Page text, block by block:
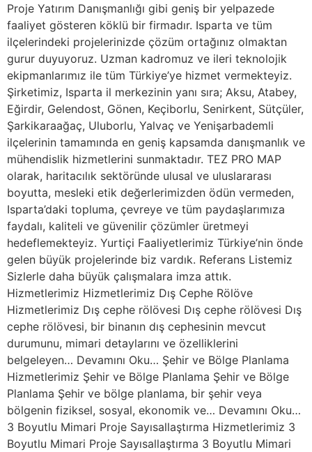
Proje Yatırım Danışmanlığı gibi geniş bir yelpazede
faaliyet gösteren köklü bir firmadır. Isparta ve tüm
ilçelerindeki projelerinizde çözüm ortağınız olmaktan
gurur duyuyoruz. Uzman kadromuz ve ileri teknolojik
ekipmanlarımız ile tüm Türkiye’ye hizmet vermekteyiz.
Şirketimiz, Isparta il merkezinin yanı sıra; Aksu, Atabey,
Eğirdir, Gelendost, Gönen, Keçiborlu, Senirkent, Sütçüler,
Şarkikaraağaç, Uluborlu, Yalvaç ve Yenişarbademli
ilçelerinin tamamında en geniş kapsamda danışmanlık ve
mühendislik hizmetlerini sunmaktadır. TEZ PRO MAP
olarak, haritacılık sektöründe ulusal ve uluslararası
boyutta, mesleki etik değerlerimizden ödün vermeden,
Isparta’daki topluma, çevreye ve tüm paydaşlarımıza
faydalı, kaliteli ve güvenilir çözümler üretmeyi
hedeflemekteyiz. Yurtiçi Faaliyetlerimiz Türkiye’nin önde
gelen büyük projelerinde biz vardık. Referans Listemiz
Sizlerle daha büyük çalışmalara imza attık.
Hizmetlerimiz Hizmetlerimiz Dış Cephe Rölöve
Hizmetlerimiz Dış cephe rölövesi Dış cephe rölövesi Dış
cephe rölövesi, bir binanın dış cephesinin mevcut
durumunu, mimari detaylarını ve özelliklerini
belgeleyen… Devamını Oku… Şehir ve Bölge Planlama
Hizmetlerimiz Şehir ve Bölge Planlama Şehir ve Bölge
Planlama Şehir ve bölge planlama, bir şehir veya
bölgenin fiziksel, sosyal, ekonomik ve… Devamını Oku…
3 Boyutlu Mimari Proje Sayısallaştırma Hizmetlerimiz 3
Boyutlu Mimari Proje Sayısallaştırma 3 Boyutlu Mimari